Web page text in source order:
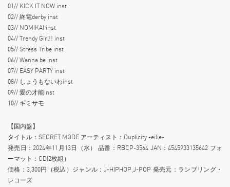
01// KICK IT NOW inst
02// 終電derby inst
03// NOMIKAI inst
04// Trendy Girl!! inst
05// Stress Tribe inst
06// Wanna be inst
07// EASY PARTY inst
08// しょうもないわinst
09// 愛の才能inst
10// ギミサモ
【国内盤】
タイトル：SECRET MODE アーティスト：Duplicity -eilie-
発売日：2024年11月13日（水） 品番：RBCP-3564 JAN：4545933135642 フォ
ーマット：CD(2枚組）
価格：3,300円（税込）ジャンル：J-HIPHOP,J-POP 発売元：ランブリング・
レコーズ